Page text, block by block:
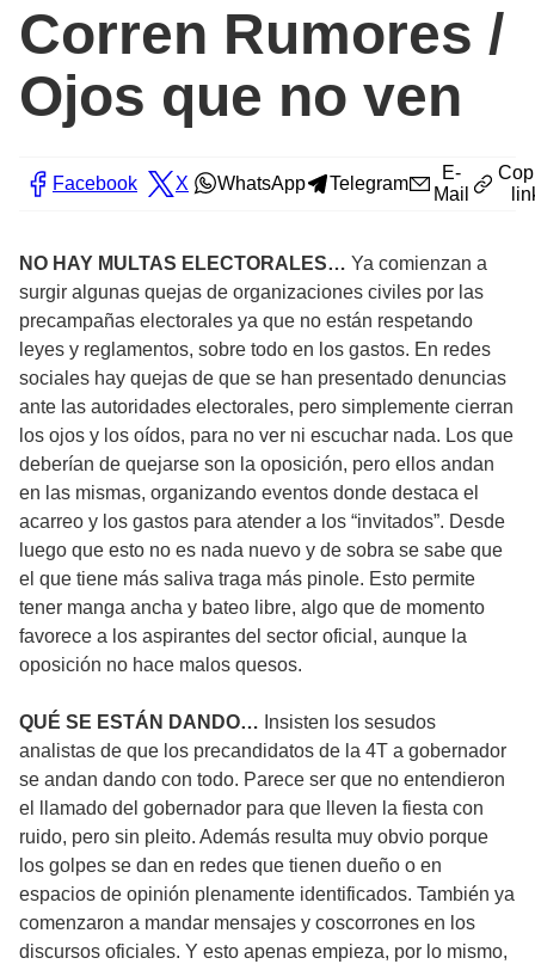
Corren Rumores /
Ojos que no ven
Facebook X WhatsApp Telegram
E-
Mail
NO HAY MULTAS ELECTORALES… Ya comienzan a
surgir algunas quejas de organizaciones civiles por las
precampañas electorales ya que no están respetando
leyes y reglamentos, sobre todo en los gastos. En redes
sociales hay quejas de que se han presentado denuncias
ante las autoridades electorales, pero simplemente cierran
los ojos y los oídos, para no ver ni escuchar nada. Los que
deberían de quejarse son la oposición, pero ellos andan
en las mismas, organizando eventos donde destaca el
acarreo y los gastos para atender a los “invitados”. Desde
luego que esto no es nada nuevo y de sobra se sabe que
el que tiene más saliva traga más pinole. Esto permite
tener manga ancha y bateo libre, algo que de momento
favorece a los aspirantes del sector oficial, aunque la
oposición no hace malos quesos.
QUÉ SE ESTÁN DANDO… Insisten los sesudos
analistas de que los precandidatos de la 4T a gobernador
se andan dando con todo. Parece ser que no entendieron
el llamado del gobernador para que lleven la fiesta con
ruido, pero sin pleito. Además resulta muy obvio porque
los golpes se dan en redes que tienen dueño o en
espacios de opinión plenamente identificados. También ya
comenzaron a mandar mensajes y coscorrones en los
discursos oficiales. Y esto apenas empieza, por lo mismo,